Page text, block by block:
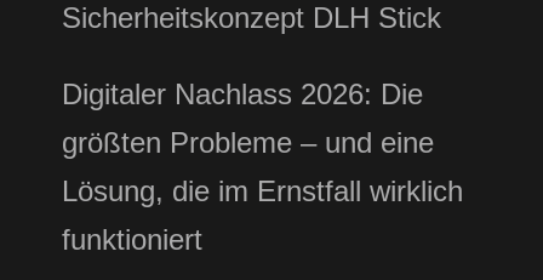
Sicherheitskonzept DLH Stick
Digitaler Nachlass 2026: Die
größten Probleme – und eine
Lösung, die im Ernstfall wirklich
funktioniert